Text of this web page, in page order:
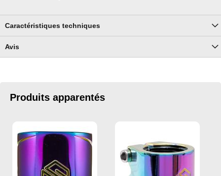
Caractéristiques techniques
Avis
Produits apparentés